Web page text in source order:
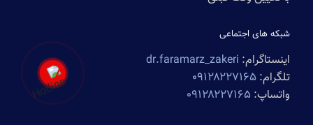
شبکه های اجتماعی
اینستاگرام: dr.faramarz_zakeri
تلگرام: ۰۹۱۲۸۲۲۷۱۶۵
واتساپ: ۰۹۱۲۸۲۲۷۱۶۵